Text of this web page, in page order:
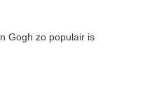
Gogh zo populair is